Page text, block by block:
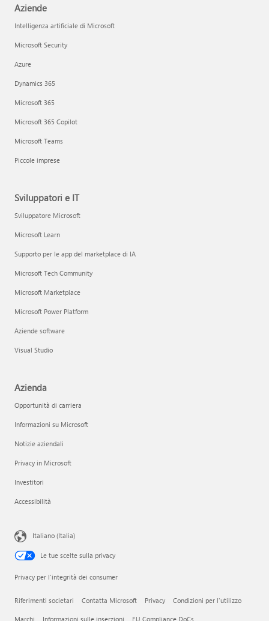
Aziende
Intelligenza artificiale di Microsoft
Microsoft Security
Azure
Dynamics 365
Microsoft 365
Microsoft 365 Copilot
Microsoft Teams
Piccole imprese
Sviluppatori e IT
Sviluppatore Microsoft
Microsoft Learn
Supporto per le app del marketplace di IA
Microsoft Tech Community
Microsoft Marketplace
Microsoft Power Platform
Aziende software
Visual Studio
Azienda
Opportunità di carriera
Informazioni su Microsoft
Notizie aziendali
Privacy in Microsoft
Investitori
Accessibilità
Italiano (Italia)
Le tue scelte sulla privacy
Privacy per l'integrità dei consumer
Riferimenti societari Contatta Microsoft Privacy Condizioni per l'utilizzo
Marchi Informazioni sulle inserzioni EU Compliance DoCs